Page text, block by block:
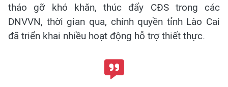
tháo gỡ khó khăn, thúc đẩy CĐS trong các
DNVVN, thời gian qua, chính quyền tỉnh Lào Cai
đã triển khai nhiều hoạt động hỗ trợ thiết thực.